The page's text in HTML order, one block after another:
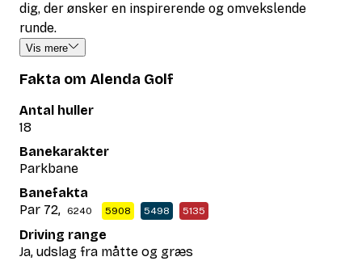
dig, der ønsker en inspirerende og omvekslende
runde.
Vis mere
Fakta om Alenda Golf
Antal huller
18
Banekarakter
Parkbane
Banefakta
Par 72, 6240 5908 5498 5135
Driving range
Ja, udslag fra måtte og græs